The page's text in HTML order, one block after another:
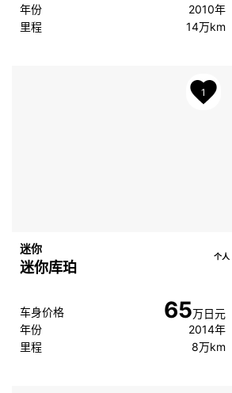
年份
2010年
里程
14万km
迷你
迷你库珀
车身价格 65万日元
年份
2014年
里程
8万km
1
个人